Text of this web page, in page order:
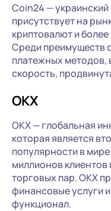
Coin24 —
присутствует на
криптовалют и
Среди преимуществ
платежных методов,
скорость,
OKX
OKX — глобальная
которая является
популярности в
миллионов
торговых пар. OKX
финансовые услуги
функционал.